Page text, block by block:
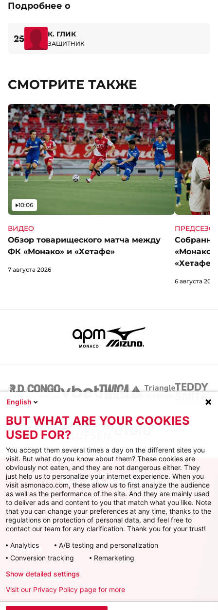
Подробнее о
25 К. ГЛИК
ЗАЩИТНИК
СМОТРИТЕ ТАКЖЕ
ВИДЕО
Обзор товарищеского матча между
ФК «Монако» и «Хетафе»
Видео
10:06
7 августа 2026
«Хетафе»
6 августа 2026
ФК Монако
УСЛУГИ
ИНФОРМАЦИЯ
English
BUT WHAT ARE YOUR COOKIES
USED FOR?
You accept them several times a day on the different sites you
visit. But what do you know about them? These cookies are
obviously not eaten, and they are not dangerous either. They
just help us to personalize your internet experience. When you
visit asmonaco.com, these allow us to first analyze the audience
as well as the performance of the site. And they are mainly used
to deliver ads and content to you that match what you like. Note
that you can change your preferences at any time, thanks to the
regulations on protection of personal data, and feel free to
contact our team for any clarification. Thank you for your trust!
Analytics
A/B testing and personalization
Conversion tracking
Remarketing
Show detailed settings
Visit our Privacy Policy page for more